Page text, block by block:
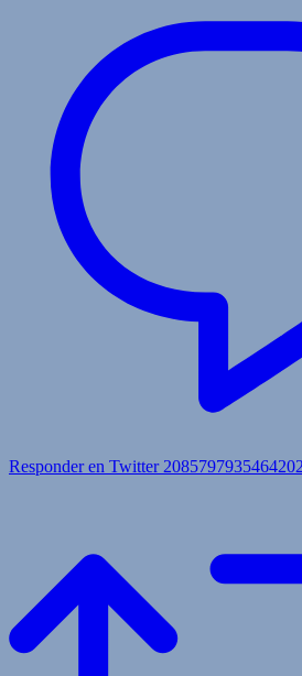
Responder en Twitter